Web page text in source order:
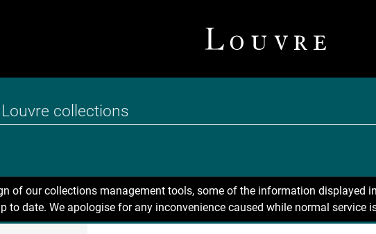
of our collections management tools, some of the information displayed
to date. We apologise for any inconvenience caused while normal service